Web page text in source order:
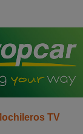
TV